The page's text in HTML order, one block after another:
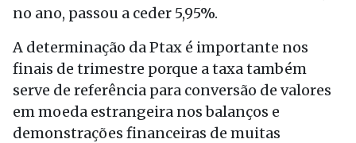
no ano, passou a ceder 5,95%.
A determinação da Ptax é importante nos
finais de trimestre porque a taxa também
serve de referência para conversão de valores
em moeda estrangeira nos balanços e
demonstrações financeiras de muitas